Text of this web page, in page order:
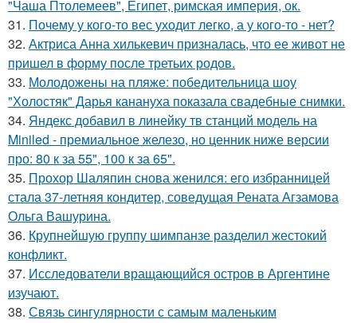
"Чаша Птолемеев", Египет, римская империя, ок.
31. Почему у кого-то вес уходит легко, а у кого-то - нет?
32. Актриса Анна хилькевич призналась, что ее живот не
пришел в форму после третьих родов.
33. Молодожены на пляже: победительница шоу
"Холостяк" Дарья канануха показала свадебные снимки.
34. Яндекс добавил в линейку тв станций модель на
Miniled - премиальное железо, но ценник ниже версии
про: 80 к за 55", 100 к за 65".
35. Прохор Шаляпин снова женился: его избранницей
стала 37-летняя кондитер, соведущая Рената Агзамова
Ольга Вашурина.
36. Крупнейшую группу шимпанзе разделил жестокий
конфликт.
37. Исследователи вращающийся остров в Аргентине
изучают.
38. Связь сингулярности с самым маленьким